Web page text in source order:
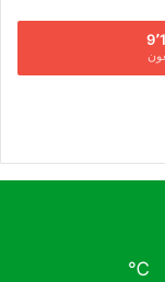
℃